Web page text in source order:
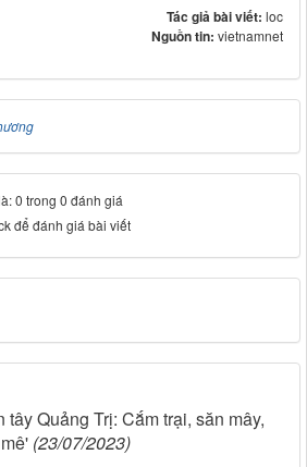
Tác giả bài viết: loc
Nguồn tin: vietnamnet
0 trong 0 đánh giá
để đánh giá bài viết
tây Quảng Trị: Cắm trại, săn mây,
(23/07/2023)